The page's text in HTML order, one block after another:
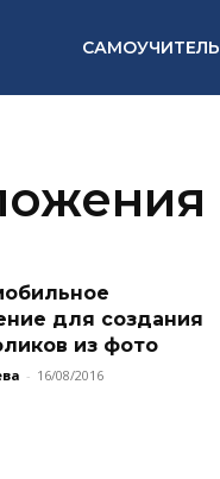
САМОУЧИТЕЛЬ
для создания
из фото
- 16/08/2016